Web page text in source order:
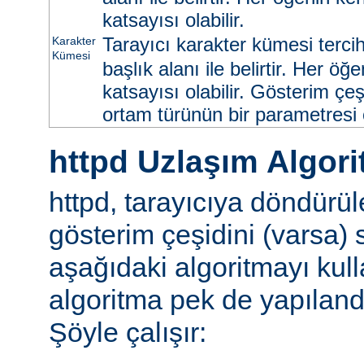
katsayısı olabilir.
Karakter
Kümesi
Tarayıcı karakter kümesi
başlık alanı ile belirtir. Her
katsayısı olabilir. Gösterim
ortam türünün bir parametresi
httpd Uzlaşım
httpd, tarayıcıya
gösterim çeşidini (varsa)
aşağıdaki algoritmayı
algoritma pek de
Şöyle çalışır: